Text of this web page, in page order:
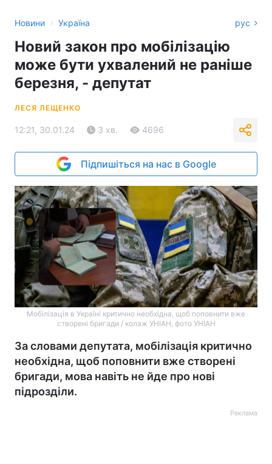
Новини › Україна рус
Новий закон про мобілізацію
може бути ухвалений не раніше
березня, - депутат
ЛЕСЯ ЛЕЩЕНКО
12:21, 30.01.24 3 хв. 4696
Підпишіться на нас в Google
Мобілізація в Україні критично необхідна, щоб поповнити вже
створені бригади / колаж УНІАН, фото УНІАН
За словами депутата, мобілізація критично
необхідна, щоб поповнити вже створені
бригади, мова навіть не йде про нові
підрозділи.
Реклама